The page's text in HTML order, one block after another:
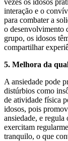
interação e o
para combater a
o desenvolvimento
grupo, os idosos
compartilhar
5. Melhora da
A ansiedade pode
distúrbios como
de atividade física
idosos, pois
ansiedade, e
exercitam
tranquilo, o que